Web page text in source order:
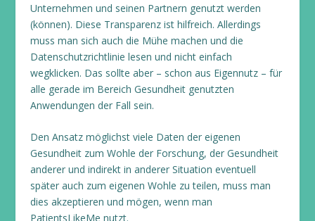
Unternehmen und seinen Partnern genutzt werden
(können). Diese Transparenz ist hilfreich. Allerdings
muss man sich auch die Mühe machen und die
Datenschutzrichtlinie lesen und nicht einfach
wegklicken. Das sollte aber – schon aus Eigennutz – für
alle gerade im Bereich Gesundheit genutzten
Anwendungen der Fall sein.
Den Ansatz möglichst viele Daten der eigenen
Gesundheit zum Wohle der Forschung, der Gesundheit
anderer und indirekt in anderer Situation eventuell
später auch zum eigenen Wohle zu teilen, muss man
dies akzeptieren und mögen, wenn man
PatientsLikeMe nutzt.